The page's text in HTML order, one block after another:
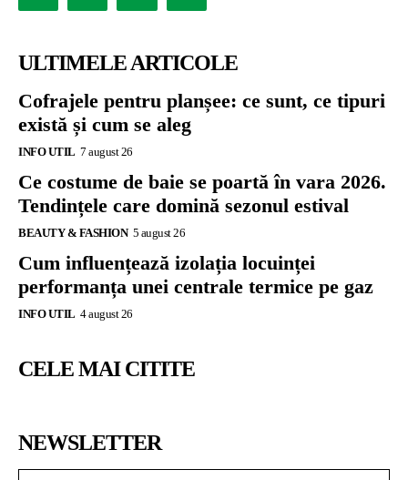
ULTIMELE ARTICOLE
Cofrajele pentru planșee: ce sunt, ce tipuri
există și cum se aleg
INFO UTIL 7 august 26
Ce costume de baie se poartă în vara 2026.
Tendințele care domină sezonul estival
BEAUTY & FASHION 5 august 26
Cum influențează izolația locuinței
performanța unei centrale termice pe gaz
INFO UTIL 4 august 26
CELE MAI CITITE
NEWSLETTER